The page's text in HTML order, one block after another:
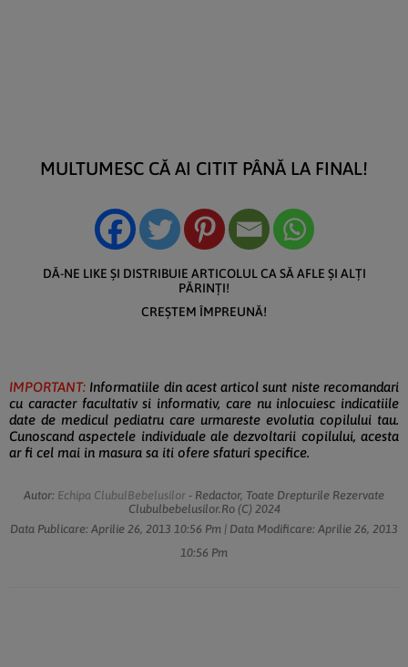
MULTUMESC CĂ AI CITIT PÂNĂ LA FINAL!
DĂ-NE LIKE ȘI DISTRIBUIE ARTICOLUL CA SĂ AFLE ȘI ALȚI
PĂRINȚI!
CREȘTEM ÎMPREUNĂ!
IMPORTANT: Informatiile din acest articol sunt niste recomandari
cu caracter facultativ si informativ, care nu inlocuiesc indicatiile
date de medicul pediatru care urmareste evolutia copilului tau.
Cunoscand aspectele individuale ale dezvoltarii copilului, acesta
ar fi cel mai in masura sa iti ofere sfaturi specifice.
Autor: Echipa ClubulBebelusilor - Redactor, Toate Drepturile Rezervate
Clubulbebelusilor.ro (c) 2024
Data Publicare: Aprilie 26, 2013 10:56 Pm | Data Modificare: Aprilie 26, 2013
10:56 Pm